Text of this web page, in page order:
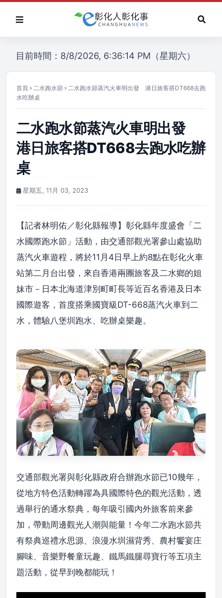
目前時間：8/8/2026, 6:36:14 PM（星期六）
首頁 二水跑水節
二水跑水節蒸汽火車明出發 港日旅客搭DT668去跑
水吃辦桌
二水跑水節蒸汽火車明出發
港日旅客搭DT668去跑水吃辦
桌
星期五, 11月 03, 2023
【記者林明佑／彰化縣報導】彰化縣年度盛會「二
水國際跑水節」活動，由交通部觀光署參山處協助
蒸汽火車遊程，將於11月4日早上約8點在彰化火車
站第二月台出發，來自香港兩團旅客及二水鄉的姐
妹市－日本北海道津別町町長等近百名香港及日本
國際遊客，首度搭乘國寶級DT-668蒸汽火車到二
水，體驗八堡圳跑水、吃辦桌樂趣。
交通部觀光署與彰化縣政府合辦跑水節已10幾年，
從地方特色活動轉躍為具國際特色的觀光活動，透
過舉行的通水祭典，每年吸引國內外旅客前來參
加，帶動周邊觀光人潮與能量！今年二水跑水節共
有祭典巡禮水思源、浪漫水圳濕背秀、農村饗宴庄
腳味、音樂野餐童玩趣、鐵馬鐵腿尋寶行等五項主
題活動，從早到晚都能玩！